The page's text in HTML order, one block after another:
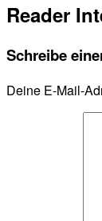
Reader
Schreibe
Deine E-Mail-